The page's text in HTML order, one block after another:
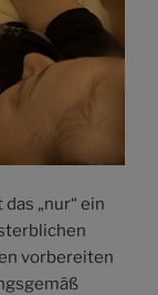
„nur“ ein
vorbereiten